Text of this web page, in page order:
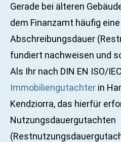
Gerade bei älteren
dem Finanzamt häufig
Abschreibungsdauer
fundiert nachweisen und
Als Ihr nach DIN EN ISO/
Immobiliengutachter in
Kendziorra, das hierfür
Nutzungsdauergutachten